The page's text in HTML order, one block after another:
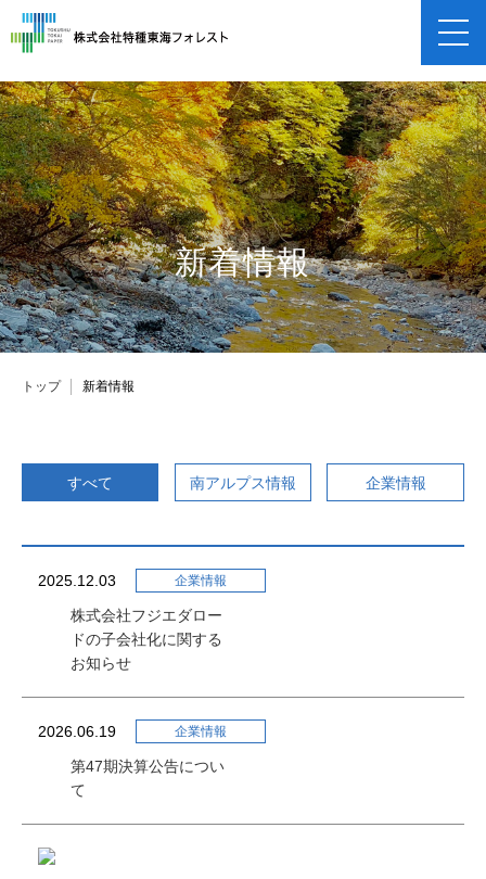
企業概要 事業紹介
保険申し込み
採用情報
南アルプスの自然
送迎バス
新着情報
トップ 新着情報
すべて 南アルプス情報 企業情報
2025.12.03 企業情報
株式会社フジエダロー
ドの子会社化に関する
お知らせ
2026.06.19 企業情報
第47期決算公告につい
て